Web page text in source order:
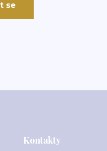
se
Kontakty